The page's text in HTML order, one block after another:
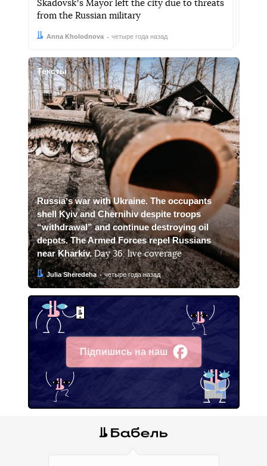
Skadovskʼs Mayor left the city due to threats
from the Russian military
Автор:
Anna Kholodnova
Дата: четыре года назад
Тексты
Russiaʼs war with Ukraine. The occupants
shell Kyiv and Chernihiv despite troops
“withdrawal” and continue destroying oil
depots. The Armed Forces repel Russians
near Kharkiv.Day 36: live coverage
Автор:
Julia Sheredeha
Дата: четыре года назад
Підпишись на наш
Facebook